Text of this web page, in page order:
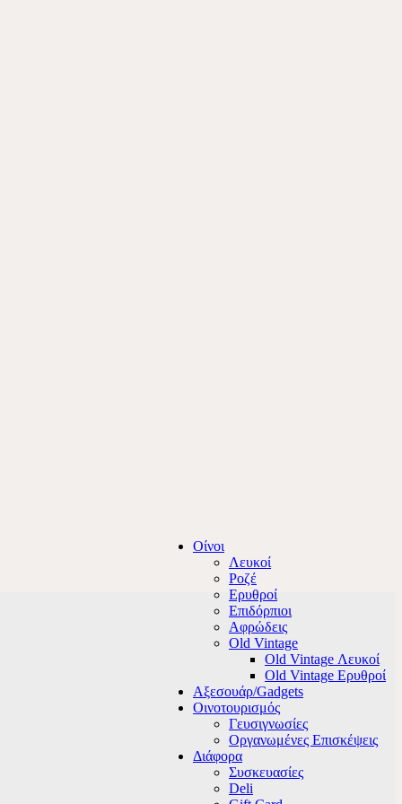
Οίνοι
Λευκοί
Ροζέ
Ερυθροί
Επιδόρπιοι
Αφρώδεις
Old Vintage
Old Vintage Λευκοί
Old Vintage Ερυθροί
Αξεσουάρ/Gadgets
Οινοτουρισμός
Γευσιγνωσίες
Οργανωμένες Επισκέψεις
Διάφορα
Συσκευασίες
Deli